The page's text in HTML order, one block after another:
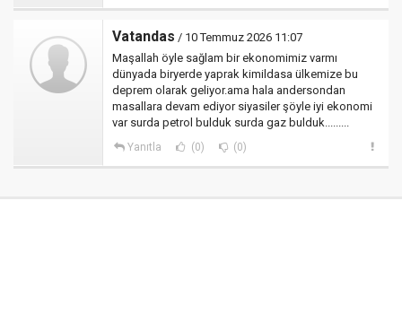
Vatandas / 10 Temmuz 2026 11:07
Maşallah öyle sağlam bir ekonomimiz varmı
dünyada biryerde yaprak kimildasa ülkemize bu
deprem olarak geliyor.ama hala andersondan
masallara devam ediyor siyasiler şöyle iyi ekonomi
var surda petrol bulduk surda gaz bulduk.........
Yanıtla (0) (0)